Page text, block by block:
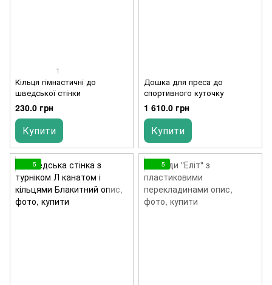
1
Кільця гімнастичні до
шведської стінки
230.0 грн
Купити
Дошка для преса до
спортивного куточку
1 610.0 грн
Купити
5 5